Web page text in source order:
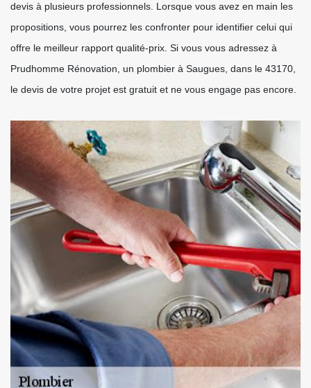
devis à plusieurs professionnels. Lorsque vous avez en main les
propositions, vous pourrez les confronter pour identifier celui qui
offre le meilleur rapport qualité-prix. Si vous vous adressez à
Prudhomme Rénovation, un plombier à Saugues, dans le 43170,
le devis de votre projet est gratuit et ne vous engage pas encore.